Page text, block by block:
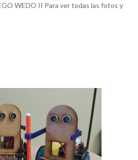
WEDO II Para ver todas las fotos y